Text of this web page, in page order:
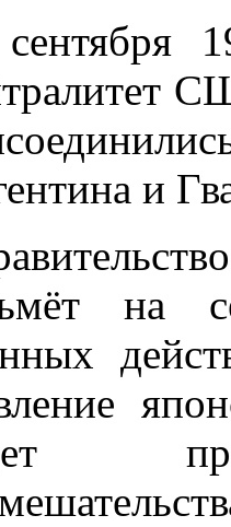
и
на